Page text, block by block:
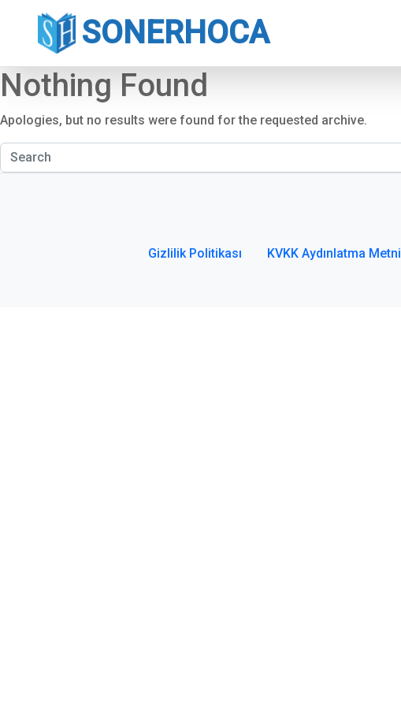
SONERHOCA
Nothing Found
Apologies, but no results were found for the requested archive.
Gizlilik Politikası KVKK Aydınlatma Metni